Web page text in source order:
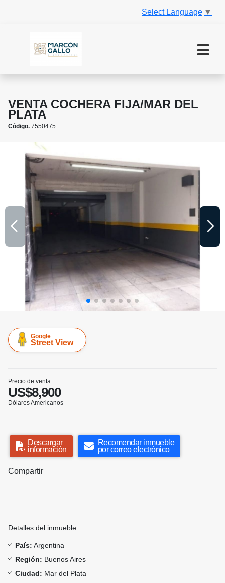
Select Language ▼
VENTA COCHERA FIJA/MAR DEL
PLATA
Código. 7550475
Google
Street View
Precio de venta
US$8,900
Dólares Americanos
Descargar
información
Recomendar inmueble
por correo electrónico
Compartir
Detalles del inmueble :
País: Argentina
Región: Buenos Aires
Ciudad: Mar del Plata